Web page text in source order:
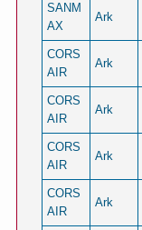
SANM
AX
Ark
CORS
AIR
Ark
CORS
AIR
Ark
CORS
AIR
Ark
CORS
AIR
Ark